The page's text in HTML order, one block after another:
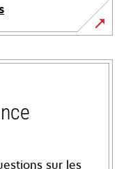
sur les